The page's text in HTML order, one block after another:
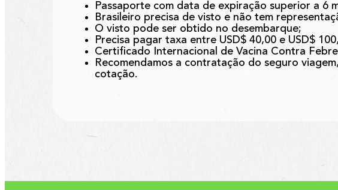
Passaporte com data de expiração superior a 6
Brasileiro precisa de visto e não tem
O visto pode ser obtido no desembarque;
Precisa pagar taxa entre USD$ 40,00 e USD$
Certificado Internacional de Vacina Contra
Recomendamos a contratação do seguro
cotação.